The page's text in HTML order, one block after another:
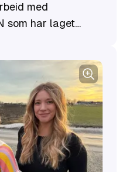
med
som har laget